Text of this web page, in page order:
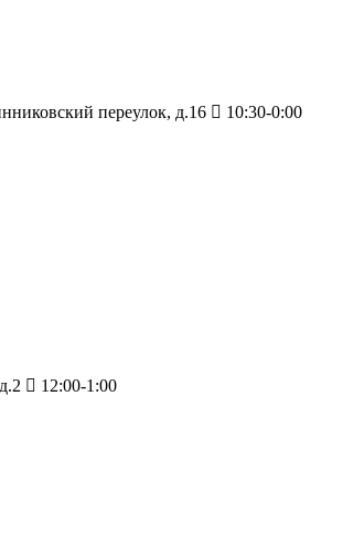
переулок, д.16 10:30-0:00
12:00-1:00